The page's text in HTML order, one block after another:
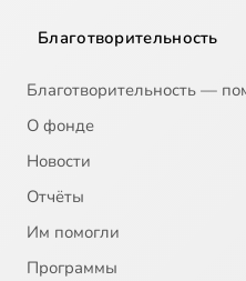
Благотворительность
Благотворительность —
О фонде
Новости
Отчёты
Им помогли
Программы